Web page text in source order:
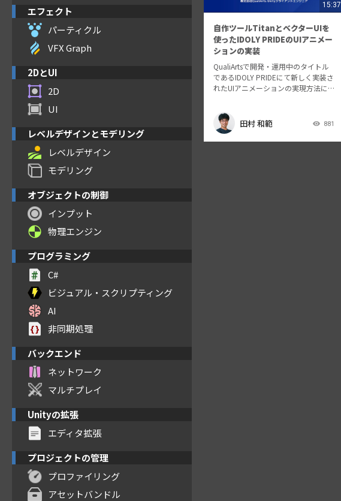
エフェクト
パーティクル
VFX Graph
2DとUI
2D
UI
レベルデザインとモデリング
レベルデザイン
モデリング
オブジェクトの制御
インプット
物理エンジン
プログラミング
C#
ビジュアル・スクリプティング
AI
非同期処理
バックエンド
ネットワーク
マルチプレイ
Unityの拡張
エディタ拡張
プロジェクトの管理
プロファイリング
アセットバンドル
15:37
自作ツールTitanとベクターUIを
使ったIDOLY PRIDEのUIアニメー
ションの実装
QualiArtsで開発・運用中のタイトル
であるIDOLY PRIDEにて新しく実装さ
れたUIアニメーションの実現方法に
るUIアニメーションツールである「Ti
tan…
田村 和範 881